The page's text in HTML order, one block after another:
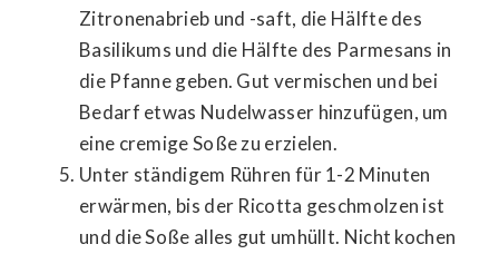
Zitronenabrieb und -saft, die Hälfte des
Basilikums und die Hälfte des Parmesans in
die Pfanne geben. Gut vermischen und bei
Bedarf etwas Nudelwasser hinzufügen, um
eine cremige Soße zu erzielen.
Unter ständigem Rühren für 1-2 Minuten
erwärmen, bis der Ricotta geschmolzen ist
und die Soße alles gut umhüllt. Nicht kochen